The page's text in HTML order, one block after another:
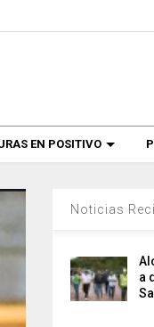
EN POSITIVO
Noticias
a